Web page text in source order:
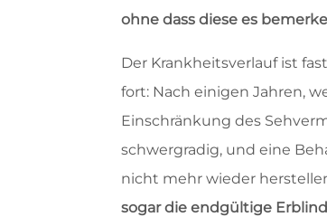
ohne dass diese es
Der Krankheitsverlauf ist
fort: Nach einigen Jahren,
Einschränkung des
schwergradig, und eine
nicht mehr wieder
sogar die endgültige